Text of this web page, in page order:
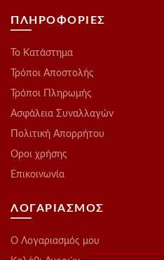
ΠΛΗΡΟΦΟΡΙΕΣ
Το Kατάστημα
Τρόποι Αποστολής
Τρόποι Πληρωμής
Ασφάλεια Συναλλαγών
Πολιτική Απορρήτου
Οροι χρήσης
Επικοινωνία
ΛΟΓΑΡΙΑΣΜΟΣ
O Λογαριασμός μου